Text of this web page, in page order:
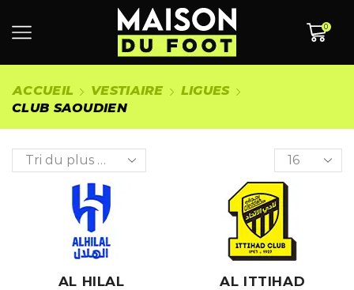
0
ACCUEIL VESTIAIRE
LIGUES
CLUB SAOUDIEN
AL HILAL AL ITTIHAD